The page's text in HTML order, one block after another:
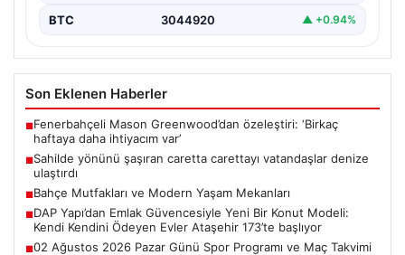
BTC 3044920 ▲ +0.94%
Son Eklenen Haberler
■Fenerbahçeli Mason Greenwood’dan özeleştiri: ‘Birkaç
haftaya daha ihtiyacım var’
■Sahilde yönünü şaşıran caretta carettayı vatandaşlar denize
ulaştırdı
■Bahçe Mutfakları ve Modern Yaşam Mekanları
■DAP Yapı’dan Emlak Güvencesiyle Yeni Bir Konut Modeli:
Kendi Kendini Ödeyen Evler Ataşehir 173’te başlıyor
■02 Ağustos 2026 Pazar Günü Spor Programı ve Maç Takvimi